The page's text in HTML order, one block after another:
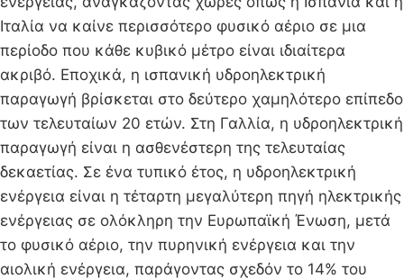
Ιταλία να καίνε περισσότερο φυσικό αέριο σε μια
περίοδο που κάθε κυβικό μέτρο είναι ιδιαίτερα
ακριβό. Εποχικά, η ισπανική υδροηλεκτρική
παραγωγή βρίσκεται στο δεύτερο χαμηλότερο επίπεδο
των τελευταίων 20 ετών. Στη Γαλλία, η υδροηλεκτρική
παραγωγή είναι η ασθενέστερη της τελευταίας
δεκαετίας. Σε ένα τυπικό έτος, η υδροηλεκτρική
ενέργεια είναι η τέταρτη μεγαλύτερη πηγή ηλεκτρικής
ενέργειας σε ολόκληρη την Ευρωπαϊκή Ένωση, μετά
το φυσικό αέριο, την πυρηνική ενέργεια και την
αιολική ενέργεια, παράγοντας σχεδόν το 14% του